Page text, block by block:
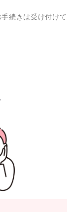
続きは受け付けて